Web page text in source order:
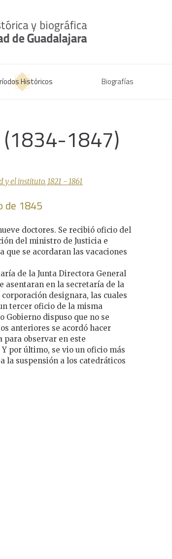
Históricos Biografías
(1834-1847)
el instituto, 1821 - 1861
de 1845
doctores. Se recibió oficio del
del ministro de Justicia e
que se acordaran las vacaciones
de la Junta Directora General
asentaran en la secretaría de la
designara, las cuales
tercer oficio de la misma
Gobierno dispuso que no se
anteriores se acordó hacer
para observar en este
por último, se vio un oficio más
la suspensión a los catedráticos